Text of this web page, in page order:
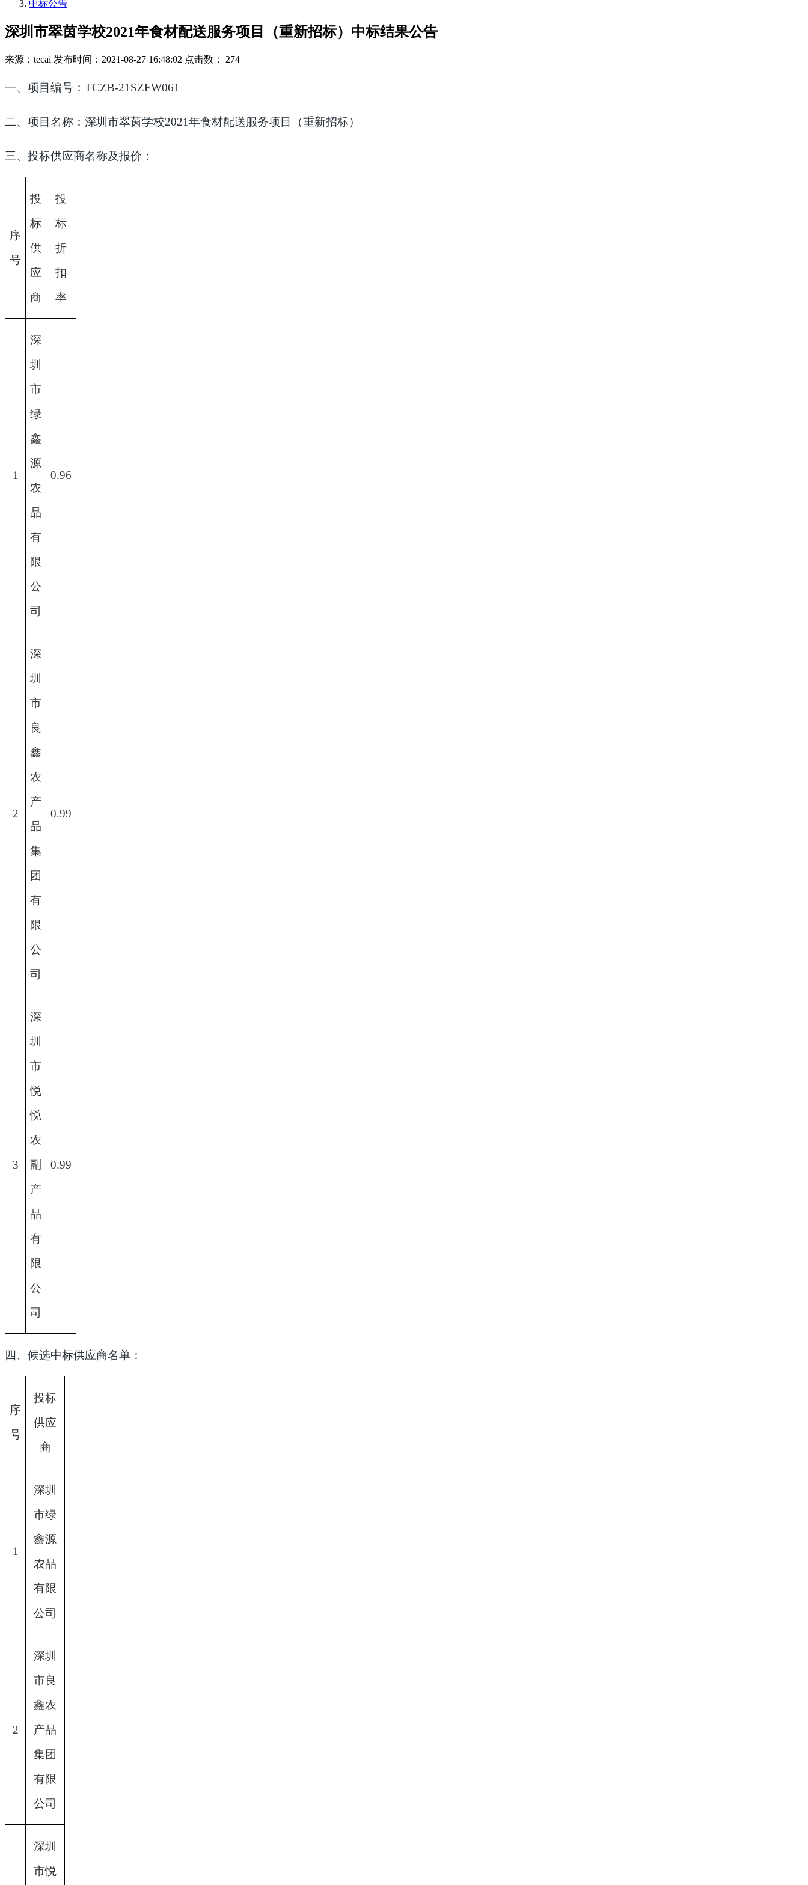
中标公告
深圳市翠茵学校2021年食材配送服务项目（重新招标）中标结果公告
来源：tecai 发布时间：2021-08-27 16:48:02 点击数： 274
一、项目编号：TCZB-21SZFW061
二、项目名称：深圳市翠茵学校2021年食材配送服务项目（重新招标）
三、投标供应商名称及报价：
序
号
投
标
供
应
商
投
标
折
扣
率
1
深
圳
市
绿
鑫
源
农
品
有
限
公
司
0.96
2
深
圳
市
良
鑫
农
产
品
集
团
有
限
公
司
0.99
3
深
圳
市
悦
悦
农
副
产
品
有
限
公
司
0.99
四、候选中标供应商名单：
序
号
投标
供应
商
1
深圳
市绿
鑫源
农品
有限
公司
2
深圳
市良
鑫农
产品
集团
有限
公司
深圳
市悦